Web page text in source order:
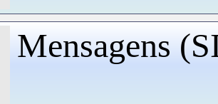
Mensagens